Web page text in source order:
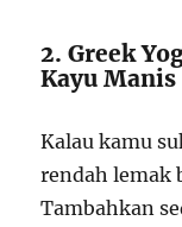
2. Greek
Kayu Manis
Kalau kamu
rendah lemak
Tambahkan